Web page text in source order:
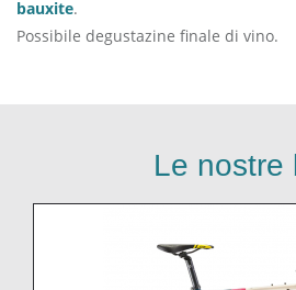
bauxite.
Possibile degustazine finale di vino.
Le nostre